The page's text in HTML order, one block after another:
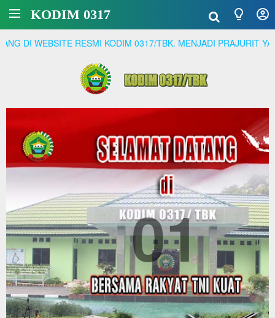
KODIM 0317
RESMI KODIM 0317/TBK. MENJADI PRAJURIT YANG
01